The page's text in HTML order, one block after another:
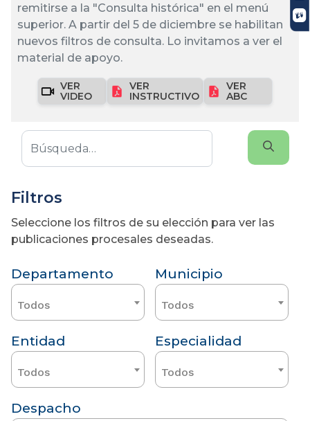
remitirse a la "Consulta histórica" en el menú
superior. A partir del 5 de diciembre se habilitan
nuevos filtros de consulta. Lo invitamos a ver el
material de apoyo.
VER
VIDEO
VER
INSTRUCTIVO
VER
ABC
Filtros
Seleccione los filtros de su elección para ver las
publicaciones procesales deseadas.
Departamento
Todos
Municipio
Todos
Entidad
Todos
Especialidad
Todos
Despacho